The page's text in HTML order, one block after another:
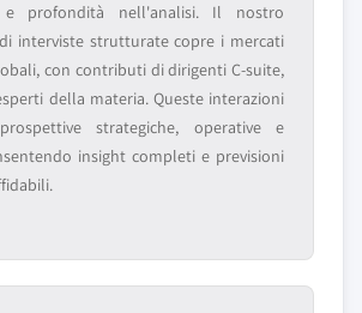
e profondità nell'analisi. Il nostro
interviste strutturate copre i mercati
con contributi di dirigenti C-suite,
della materia. Queste interazioni
strategiche, operative e
insight completi e previsioni